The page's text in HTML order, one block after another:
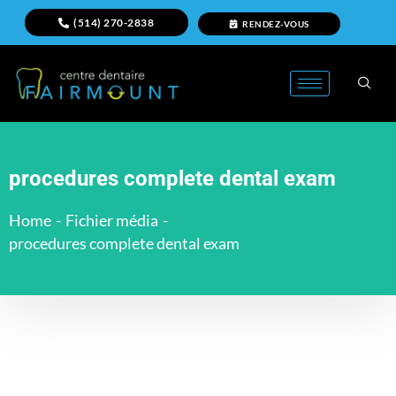
(514) 270-2838 RENDEZ-VOUS
procedures complete dental exam
Home - Fichier média -
procedures complete dental exam